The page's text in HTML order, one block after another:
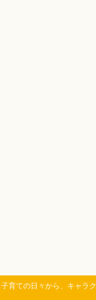
子育ての日々から、キャラ